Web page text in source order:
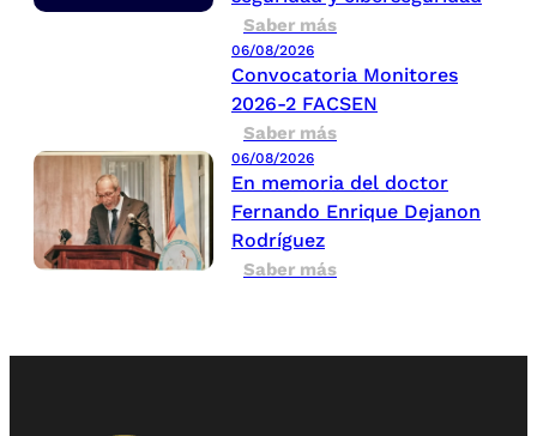
Saber más
06/08/2026
Convocatoria Monitores
2026-2 FACSEN
Saber más
06/08/2026
En memoria del doctor
Fernando Enrique Dejanon
Rodríguez
Saber más